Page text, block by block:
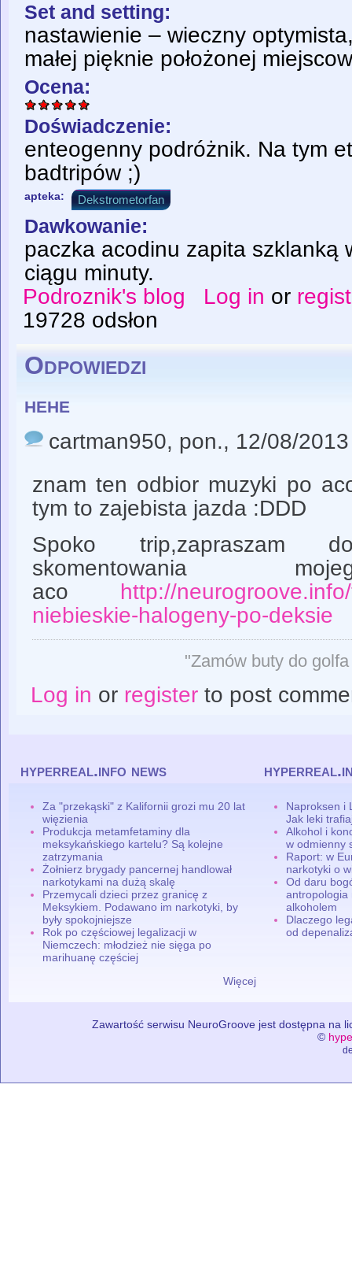
Set and setting:
nastawienie – wieczny
małej pięknie położonej
Ocena:
Doświadczenie:
enteogenny podróżnik. Na tym
badtripów ;)
apteka: Dekstrometorfan
Dawkowanie:
paczka acodinu zapita szklanką
ciągu minuty.
Podroznik's blog
Log in or
19728 odsłon
Odpowiedzi
hehe
cartman950, pon., 12/08/
znam ten odbior muzyki po
tym to zajebista jazda :DDD
Spoko trip,zapraszam
skomentowania
aco http://
niebieskie-halogeny-po-deksie
"Zamów buty do
Log in or registerto post
hyperreal.info news
Za "przekąski" z Kalifornii grozi mu 20 lat
więzienia
Produkcja metamfetaminy dla
meksykańskiego kartelu? Są kolejne
zatrzymania
Żołnierz brygady pancernej handlował
narkotykami na dużą skalę
Przemycali dzieci przez granicę z
Meksykiem. Podawano im narkotyki, by
były spokojniejsze
Rok po częściowej legalizacji w
Niemczech: młodzież nie sięga po
marihuanę częściej
Więcej
Naproksen i
Jak leki
Alkohol i
w odmienny
Raport: w
narkotyki o
Od daru
antropologia
alkoholem
Dlaczego
od
Zawartość serwisu NeuroGroove jest dostępna na
©